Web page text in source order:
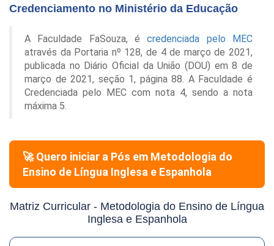
Credenciamento no Ministério da Educação
A Faculdade FaSouza, écredenciada pelo MEC
através da Portaria nº 128, de 4 de março de 2021,
publicada no Diário Oficial da União (DOU) em 8 de
março de 2021, seção 1, página 88. A Faculdade é
Credenciada pelo MEC com nota 4, sendo a nota
máxima 5.
🚀 Quero iniciar a Pós em Metodologia do
Ensino de Língua Inglesa e Espanhola
Matriz Curricular - Metodologia do Ensino de Língua
Inglesa e Espanhola